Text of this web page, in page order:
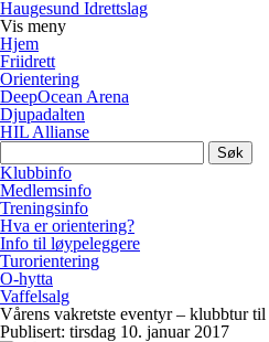
Haugesund Idrettslag
Vis meny
Hjem
Friidrett
Orientering
DeepOcean Arena
Djupadalten
HIL Allianse
Søk
etter:
Klubbinfo
Medlemsinfo
Treningsinfo
Hva er orientering?
Info til løypeleggere
Turorientering
O-hytta
Vaffelsalg
Vårens vakretste eventyr – klubbtur
Publisert: tirsdag 10. januar 2017